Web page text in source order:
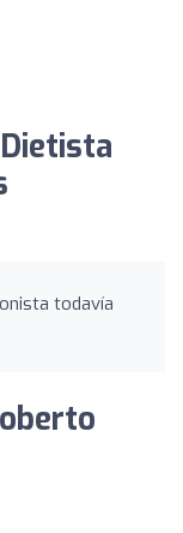
todavía